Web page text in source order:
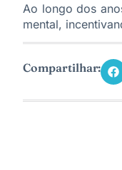
Ao longo dos
mental,
Compartilhar: